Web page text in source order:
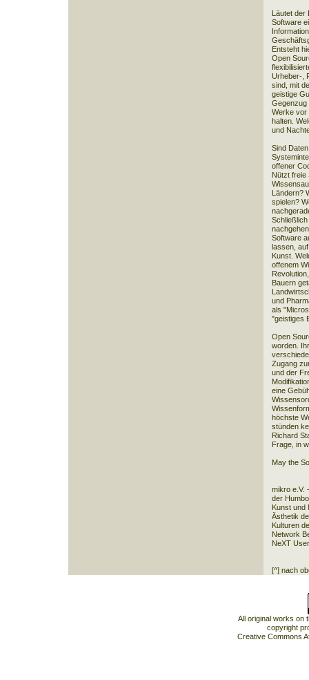
Läutet der
Software
Entsteht
Open
Urheber-,
sind, mit
geistige
Gegenzug
Werke vor
halten.
und
Sind
offener
Nützt freie
Ländern?
spielen?
Software
lassen,
Kunst.
offenem
Bauern
und
als
"geistiges
Open
worden.
Zugang
und der
eine
höchste
stünden
Richard
Frage, in
May the
mikro e.V.
der
Kunst und
Ästhetik
Kulturen
Network
NeXT
[^] nach
All original works on
copyright
Creative Commons